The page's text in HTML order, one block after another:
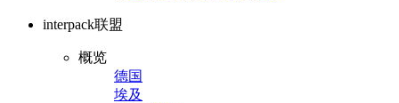
interpack联盟
概览
德国
埃及